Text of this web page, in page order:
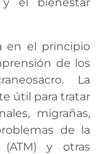
el bienestar
en el principio
de los
La
útil para tratar
migrañas,
de la
(ATM) y otras